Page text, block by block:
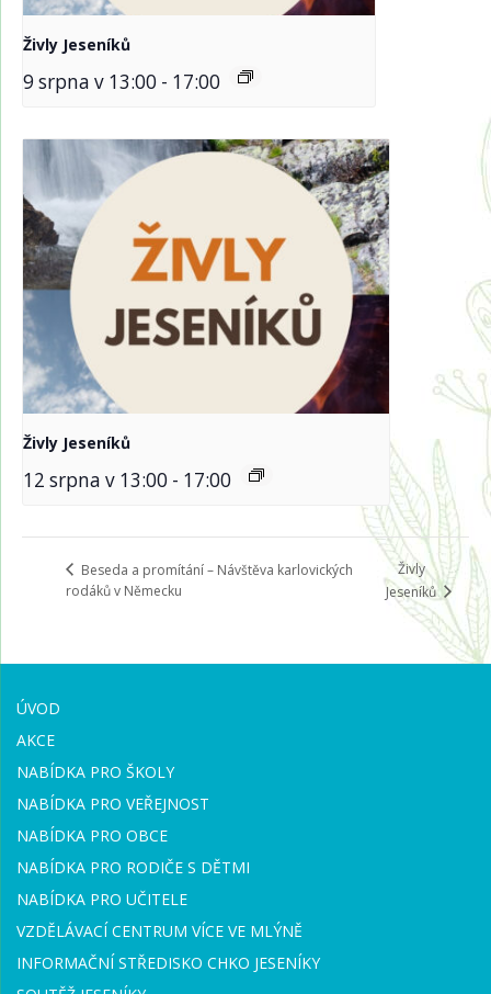
Živly Jeseníků
9 srpna v 13:00 - 17:00
Živly Jeseníků
12 srpna v 13:00 - 17:00
Beseda a promítání – Návštěva karlovických
rodáků v Německu
Živly
Jeseníků
ÚVOD
AKCE
NABÍDKA PRO ŠKOLY
NABÍDKA PRO VEŘEJNOST
NABÍDKA PRO OBCE
NABÍDKA PRO RODIČE S DĚTMI
NABÍDKA PRO UČITELE
VZDĚLÁVACÍ CENTRUM VÍCE VE MLÝNĚ
INFORMAČNÍ STŘEDISKO CHKO JESENÍKY